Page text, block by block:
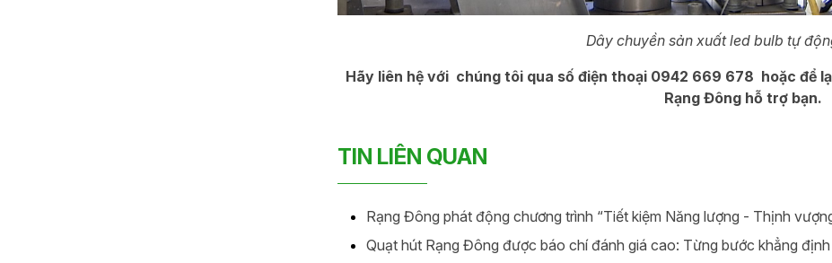
Dây chuyền sản xuất led bulb tự
Hãy liên hệ với chúng tôi qua số điện thoại 0942 669 678 hoặc để
Rạng Đông hỗ trợ bạn.
TIN LIÊN QUAN
Rạng Đông phát động chương trình “Tiết kiệm Năng lượng - Thịnh
Quạt hút Rạng Đông được báo chí đánh giá cao: Từng bước khẳng